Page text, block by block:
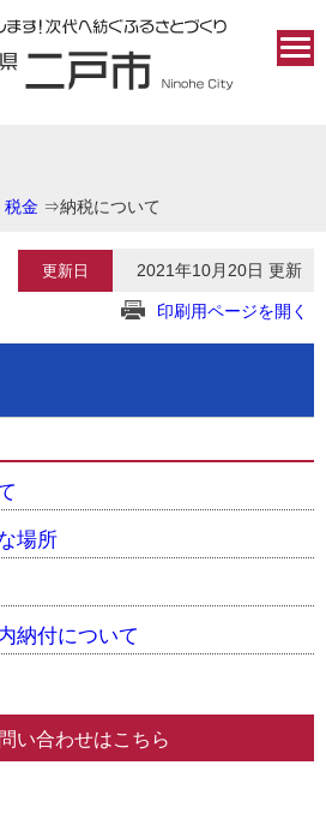
税金 ⇒納税について
更新日 2021年10月20日 更新
印刷用ページを開く
場所
納付について
い合わせはこちら